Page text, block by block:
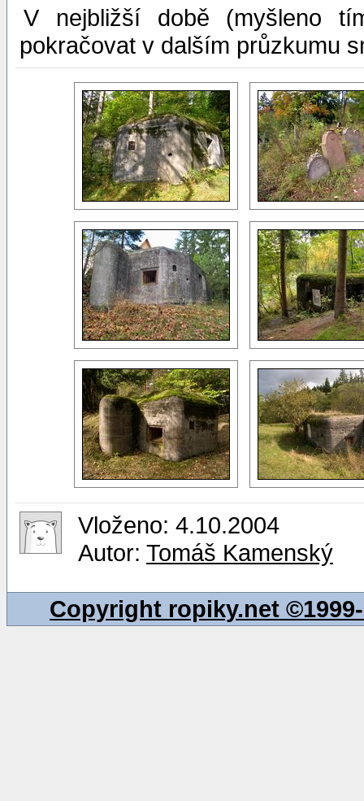
V nejbližší době (myšleno
pokračovat v dalším průzkumu
Vloženo: 4.10.2004
Autor: Tomáš Kamenský
Copyright ropiky.net